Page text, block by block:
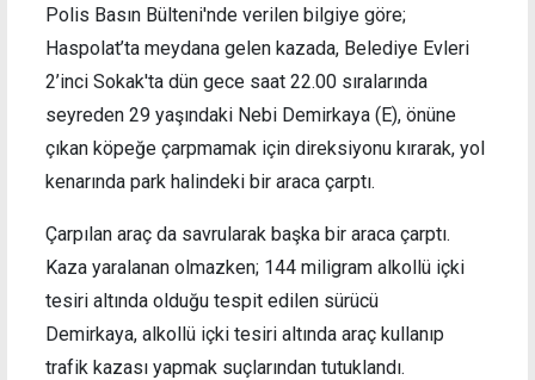
Polis Basın Bülteni'nde verilen bilgiye göre;
Haspolat’ta meydana gelen kazada, Belediye Evleri
2’inci Sokak'ta dün gece saat 22.00 sıralarında
seyreden 29 yaşındaki Nebi Demirkaya (E), önüne
çıkan köpeğe çarpmamak için direksiyonu kırarak, yol
kenarında park halindeki bir araca çarptı.
Çarpılan araç da savrularak başka bir araca çarptı.
Kaza yaralanan olmazken; 144 miligram alkollü içki
tesiri altında olduğu tespit edilen sürücü
Demirkaya, alkollü içki tesiri altında araç kullanıp
trafik kazası yapmak suçlarından tutuklandı.